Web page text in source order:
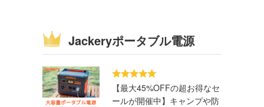
Jackeryポータブル電源
【最大45%OFFの超お得なセ
ールが開催中】キャンプや防